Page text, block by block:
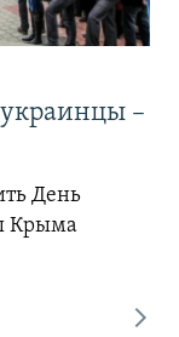
–
День
Крыма